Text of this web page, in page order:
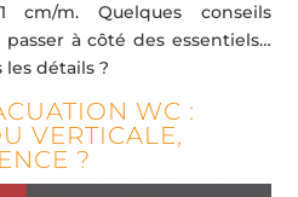
m. Quelques conseils
à côté des essentiels…
détails ?
WC :
VERTICALE,
?